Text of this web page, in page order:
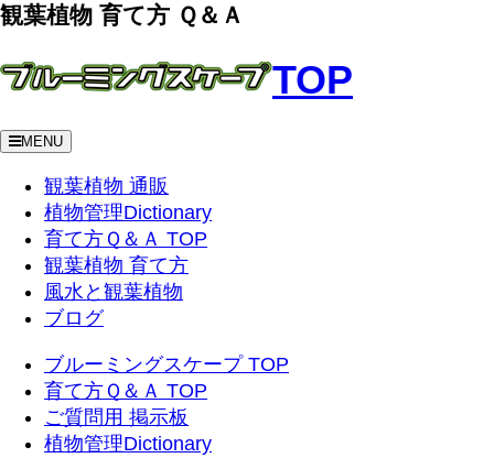
観葉植物 育て方 Ｑ＆Ａ
TOP
MENU
観葉植物 通販
植物管理Dictionary
育て方Ｑ＆Ａ TOP
観葉植物 育て方
風水と観葉植物
ブログ
ブルーミングスケープ TOP
育て方Ｑ＆Ａ TOP
ご質問用 掲示板
植物管理Dictionary